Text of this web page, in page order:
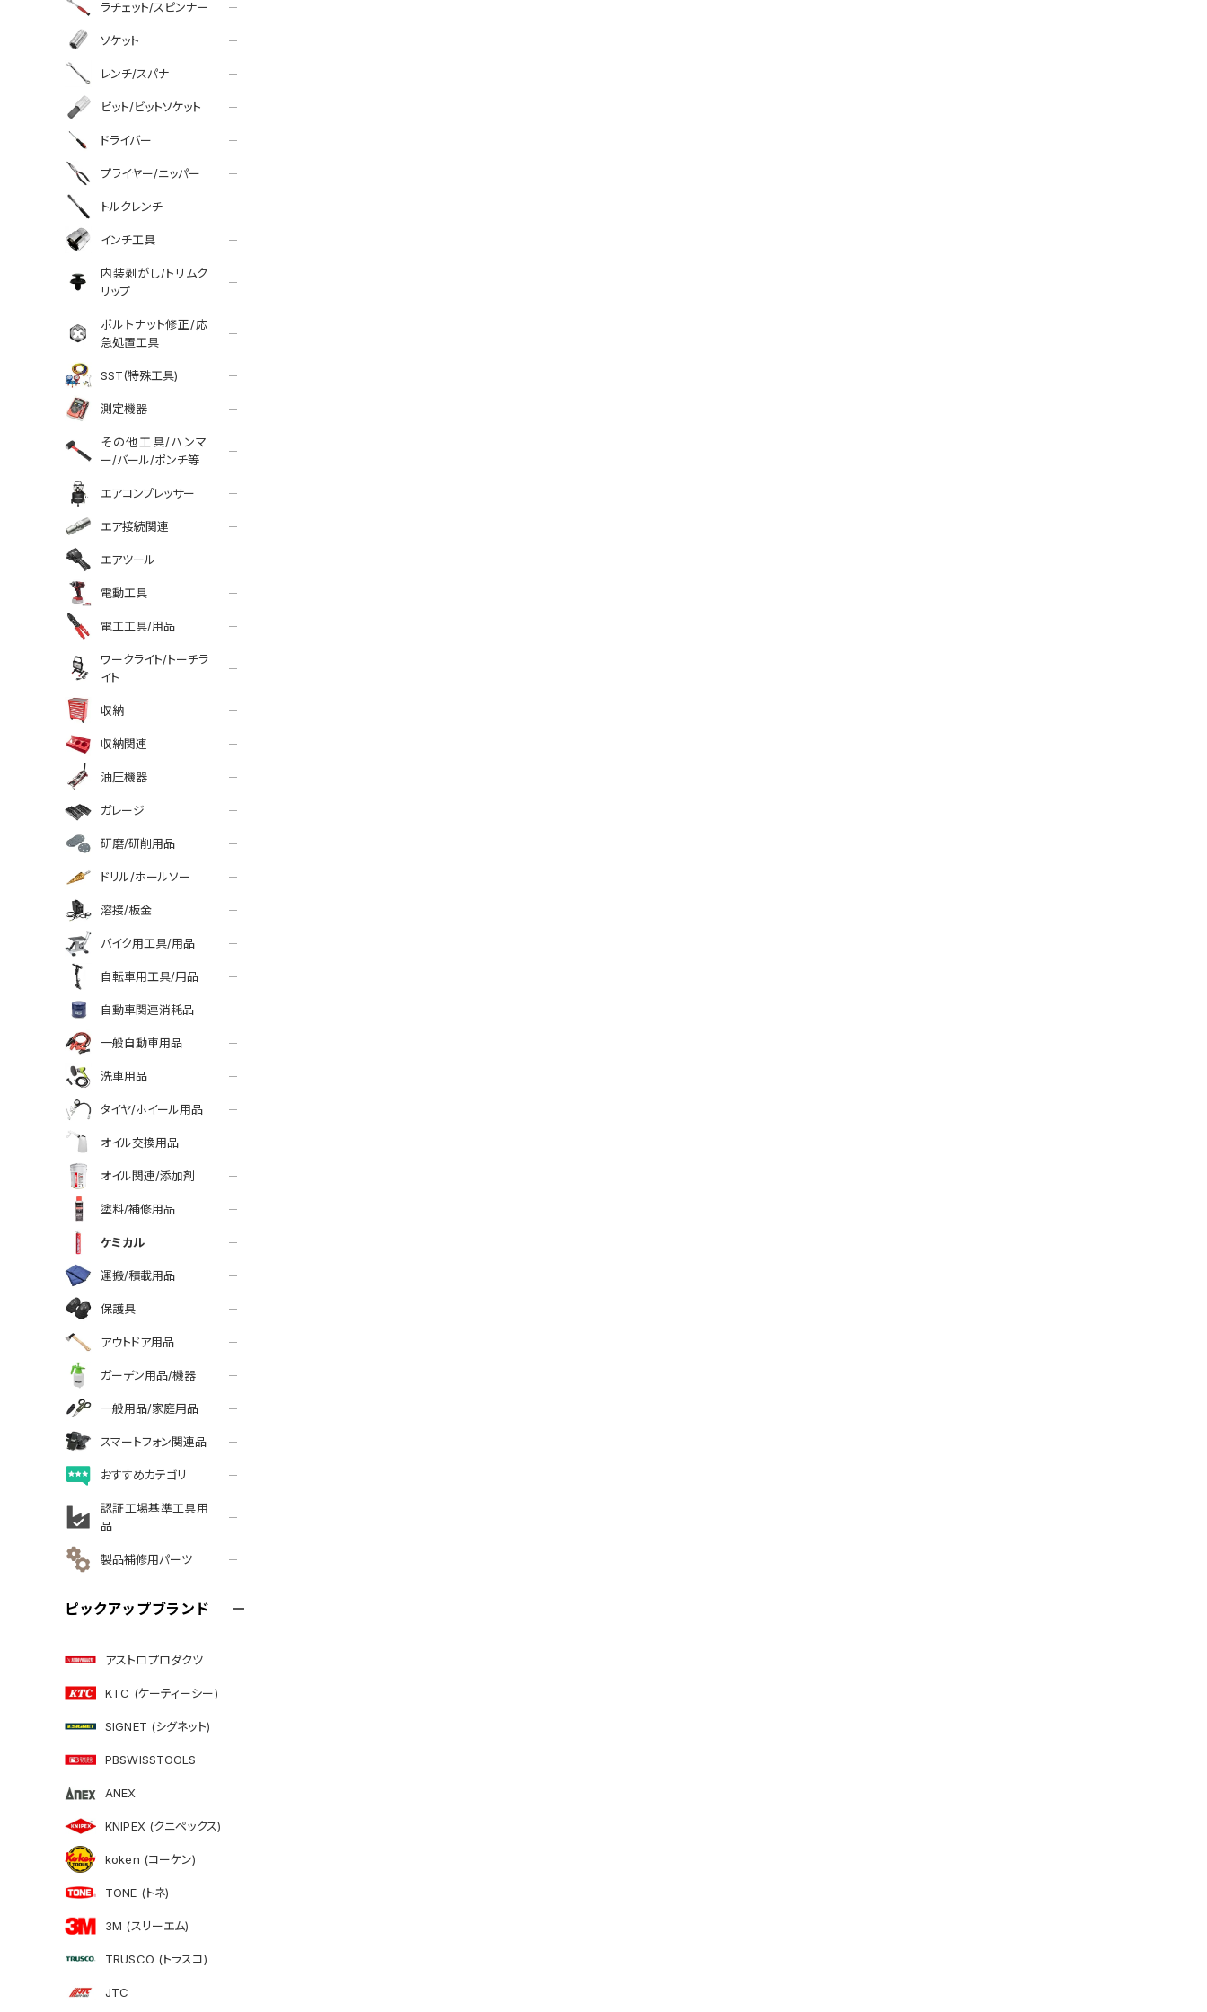
ラチェット/スピンナー
ソケット
レンチ/スパナ
ビット/ビットソケット
ドライバー
プライヤー/ニッパー
トルクレンチ
インチ工具
内装剥がし/トリムク
リップ
ボルトナット修正/応
急処置工具
SST(特殊工具)
測定機器
その他工具/ハンマ
ー/バール/ポンチ等
エアコンプレッサー
エア接続関連
エアツール
電動工具
電工工具/用品
ワークライト/トーチラ
イト
収納
収納関連
油圧機器
ガレージ
研磨/研削用品
ドリル/ホールソー
溶接/板金
バイク用工具/用品
自転車用工具/用品
自動車関連消耗品
一般自動車用品
洗車用品
タイヤ/ホイール用品
オイル交換用品
オイル関連/添加剤
塗料/補修用品
ケミカル
運搬/積載用品
保護具
アウトドア用品
ガーデン用品/機器
一般用品/家庭用品
スマートフォン関連品
おすすめカテゴリ
認証工場基準工具用
品
製品補修用パーツ
ピックアップブランド
アストロプロダクツ
KTC (ケーティーシー)
SIGNET (シグネット)
PBSWISSTOOLS
ANEX
KNIPEX (クニペックス)
koken (コーケン)
TONE (トネ)
3M (スリーエム)
TRUSCO (トラスコ)
JTC